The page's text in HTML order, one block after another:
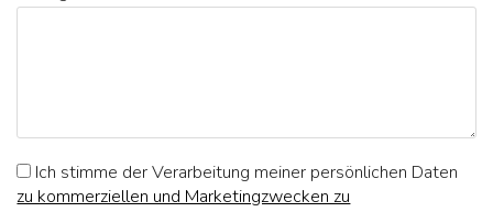
Ich stimme der Verarbeitung meiner persönlichen Daten
zu kommerziellen und Marketingzwecken zu